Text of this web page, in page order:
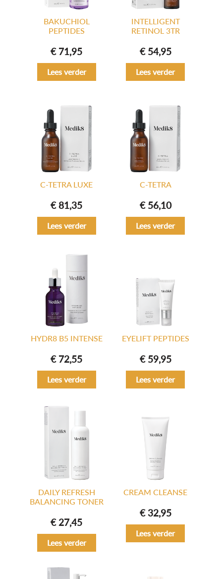
BAKUCHIOL
PEPTIDES
€71,95
Lees verder
INTELLIGENT
RETINOL 3TR
€54,95
Lees verder
C-TETRA LUXE
€81,35
Lees verder
C-TETRA
€56,10
Lees verder
HYDR8 B5 INTENSE
€72,55
Lees verder
EYELIFT PEPTIDES
€59,95
Lees verder
DAILY REFRESH
BALANCING TONER
€27,45
Lees verder
CREAM CLEANSE
€32,95
Lees verder